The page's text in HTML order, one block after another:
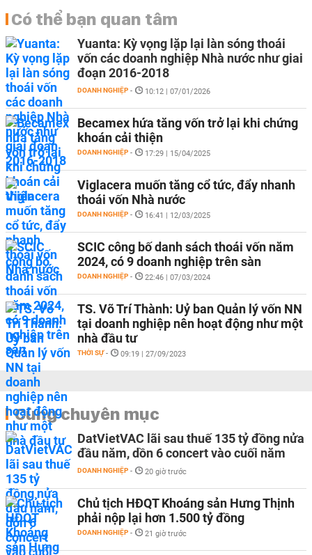
Có thể bạn quan tâm
Yuanta: Kỳ vọng lặp lại làn sóng thoái
vốn các doanh nghiệp Nhà nước như giai
đoạn 2016-2018
DOANH NGHIỆP - 10:12 | 07/01/2026
Becamex hứa tăng vốn trở lại khi chứng
khoán cải thiện
DOANH NGHIỆP - 17:29 | 15/04/2025
Viglacera muốn tăng cổ tức, đẩy nhanh
thoái vốn Nhà nước
DOANH NGHIỆP - 16:41 | 12/03/2025
SCIC công bố danh sách thoái vốn năm
2024, có 9 doanh nghiệp trên sàn
DOANH NGHIỆP - 22:46 | 07/03/2024
TS. Võ Trí Thành: Uỷ ban Quản lý vốn NN
tại doanh nghiệp nên hoạt động như một
nhà đầu tư
THỜI SỰ - 09:19 | 27/09/2023
Cùng chuyên mục
DatVietVAC lãi sau thuế 135 tỷ đồng nửa
đầu năm, dồn 6 concert vào cuối năm
DOANH NGHIỆP - 20 giờ trước
Chủ tịch HĐQT Khoáng sản Hưng Thịnh
phải nộp lại hơn 1.500 tỷ đồng
DOANH NGHIỆP - 21 giờ trước